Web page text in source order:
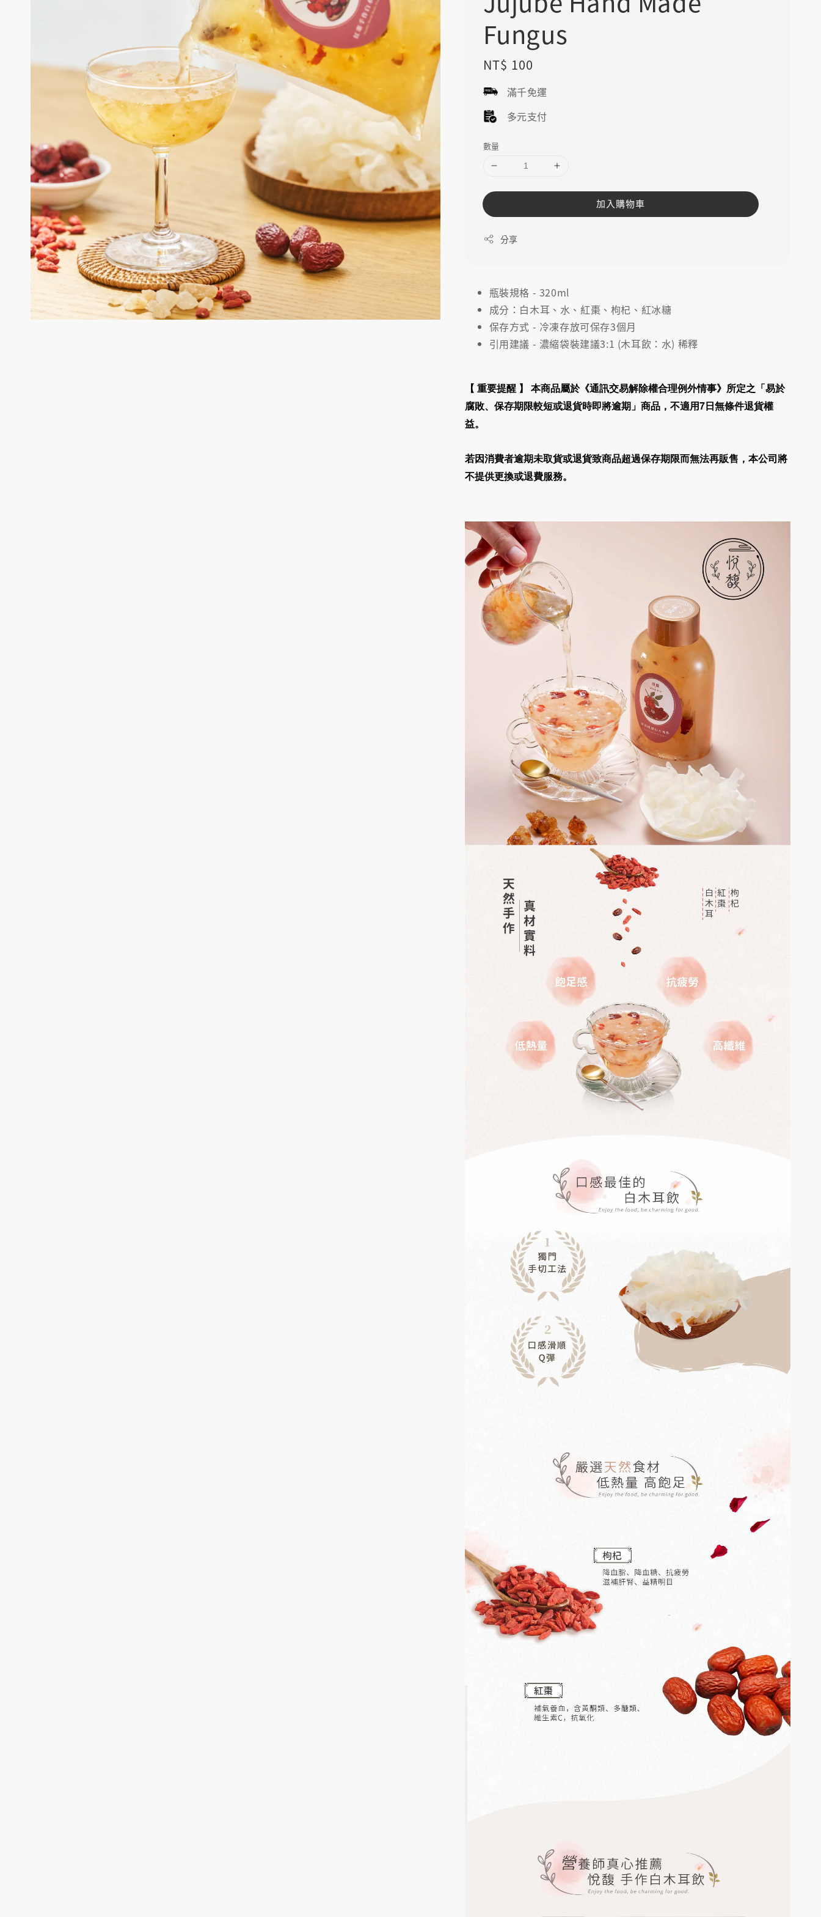
Fungus
Regular
NT$ 100
滿千免運
多元支付
數量
加入購物車
分享
瓶裝規格 - 320ml
成分：白木耳、水、紅棗、枸杞、紅冰糖
保存方式 - 冷凍存放可保存3個月
引用建議 - 濃縮袋裝建議3:1 (木耳飲：水) 稀釋
【 重要提醒 】 本商品屬於《通訊交易解除權合理例外情事》所定之「易於
腐敗、保存期限較短或退貨時即將逾期」商品， 不適用7日無條件退貨權
益。
若因消費者逾期未取貨或退貨致商品超過保存期限而無法再販售， 本公司將
不提供更換或退費服務。